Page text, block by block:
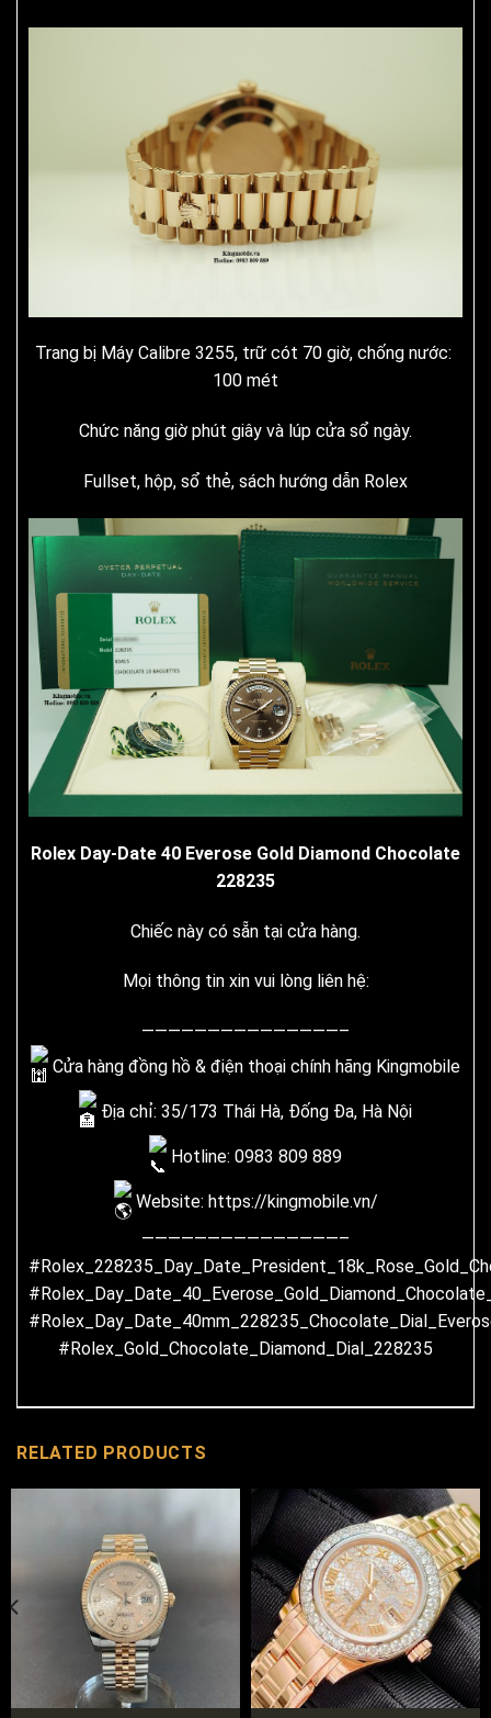
Trang bị Máy Calibre 3255, trữ cót 70 giờ, chống nước:
100 mét
Chức năng giờ phút giây và lúp cửa sổ ngày.
Fullset, hộp, sổ thẻ, sách hướng dẫn Rolex
Rolex Day-Date 40 Everose Gold Diamond Chocolate
228235
Chiếc này có sẵn tại cửa hàng.
Mọi thông tin xin vui lòng liên hệ:
———————————————–
Cửa hàng đồng hồ & điện thoại chính hãng Kingmobile
Địa chỉ: 35/173 Thái Hà, Đống Đa, Hà Nội
Hotline: 0983 809 889
Website: https://kingmobile.vn/
———————————————–
#Rolex_Gold_Chocolate_Diamond_Dial_228235
RELATED PRODUCTS